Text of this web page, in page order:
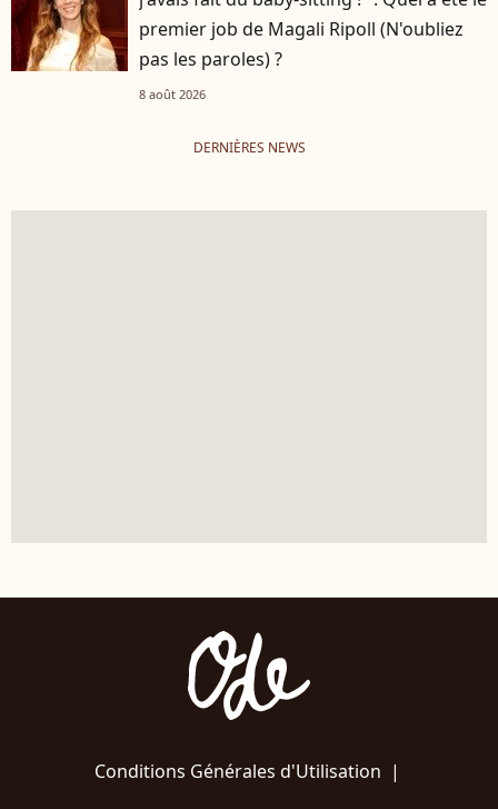
premier job de Magali Ripoll (N'oubliez
pas les paroles) ?
8 août 2026
DERNIÈRES NEWS
Conditions Générales d'Utilisation |